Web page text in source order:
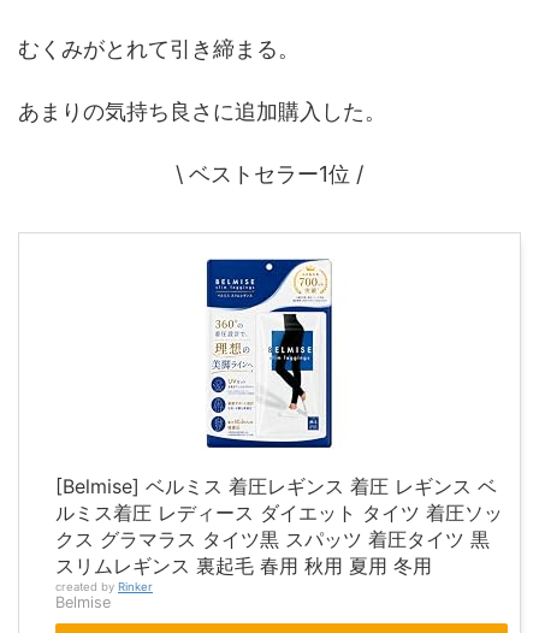
むくみがとれて引き締まる。
あまりの気持ち良さに追加購入した。
\ ベストセラー1位 /
[Belmise] ベルミス 着圧レギンス 着圧 レギンス ベ
ルミス着圧 レディース ダイエット タイツ 着圧ソッ
クス グラマラス タイツ黒 スパッツ 着圧タイツ 黒
スリムレギンス 裏起毛 春用 秋用 夏用 冬用
created by Rinker
Belmise